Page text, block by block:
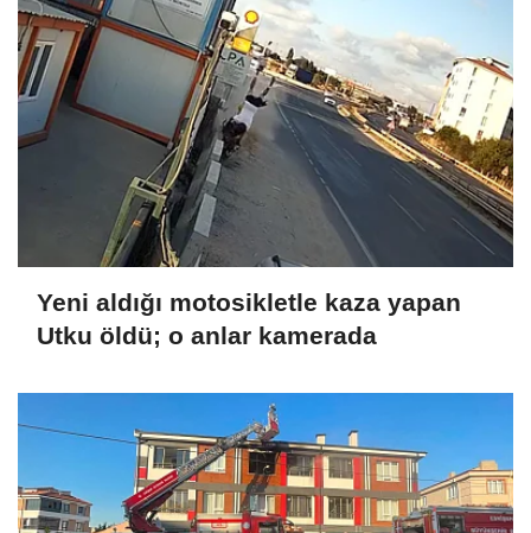
Yeni aldığı motosikletle kaza yapan
Utku öldü; o anlar kamerada